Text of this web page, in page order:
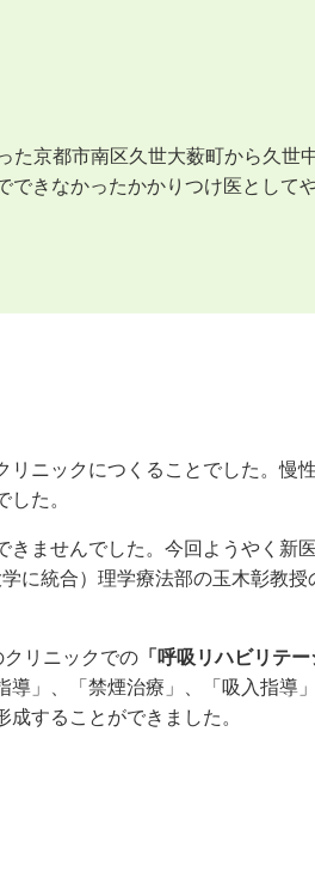
京都市南区久世大薮町から久世
きなかったかかりつけ医として
ニックにつくることでした。
た。
ませんでした。今回ようやく
に統合）理学療法部の玉木彰教
リニックでの 「呼吸リハビリテー
」、「禁煙治療」、「吸入指
成することができました。